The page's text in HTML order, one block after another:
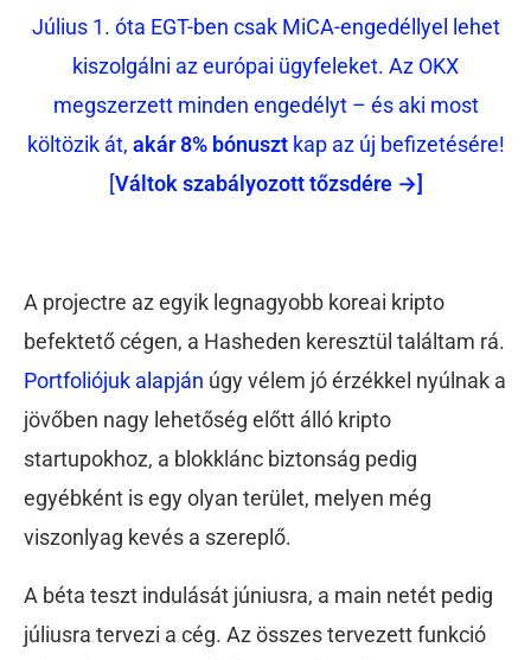
Július 1. óta EGT-ben csak MiCA-engedéllyel lehet
kiszolgálni az európai ügyfeleket. Az OKX
megszerzett minden engedélyt – és aki most
költözik át, akár 8% bónusztkap az új befizetésére!
[Váltok szabályozott tőzsdére →]
A projectre az egyik legnagyobb koreai kripto
befektető cégen, a Hasheden keresztül találtam rá.
Portfoliójuk alapján úgy vélem jó érzékkel nyúlnak a
jövőben nagy lehetőség előtt álló kripto
startupokhoz, a blokklánc biztonság pedig
egyébként is egy olyan terület, melyen még
viszonlyag kevés a szereplő.
A béta teszt indulását júniusra, a main netét pedig
júliusra tervezi a cég. Az összes tervezett funkció